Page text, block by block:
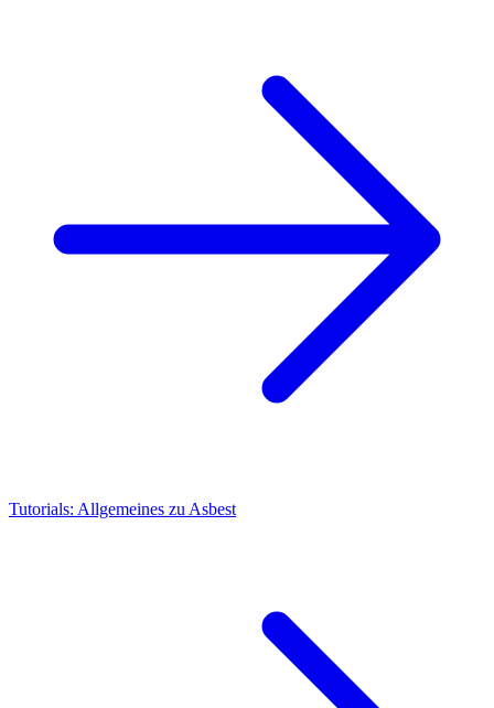
Tutorials: Allgemeines zu Asbest